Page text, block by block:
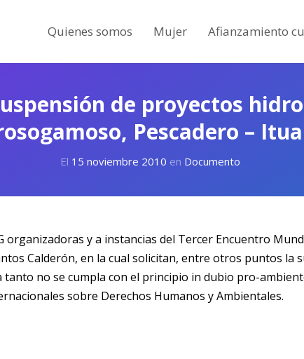
Quienes somos Mujer Afianzamiento
de proyectos
Pescadero –
El 15 noviembre 2010 en Documento
organizadoras y a instancias del Tercer Encuentro
Calderón, en la cual solicitan, entre otros puntos la
tanto no se cumpla con el principio in dubio pro-
sobre Derechos Humanos y Ambientales.